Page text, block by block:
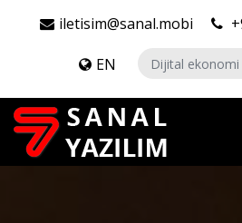
iletisim@sanal.mobi
EN